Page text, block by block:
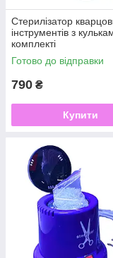
Стерилізатор
інструментів з
комплекті
Готово до відправки
790 ₴
Купити